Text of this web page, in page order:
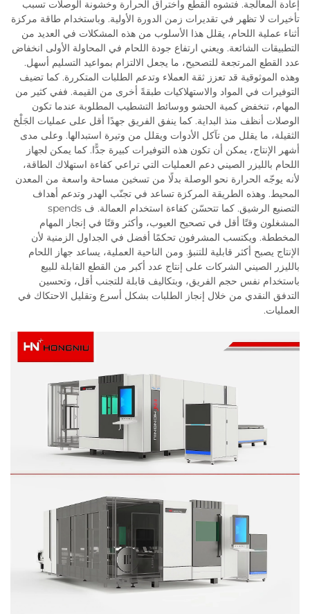
إعادة المعالجة. فتشوه القطع واختراق الحرارة وخشونة الوصلات تسبب
تأخيرات لا تظهر في تقديرات زمن الدورة الأولية. وباستخدام طاقة مركزة
أثناء عملية اللحام، يقلل هذا الأسلوب من هذه المشكلات في العديد من
التطبيقات الشائعة. ويعني ارتفاع جودة اللحام في المحاولة الأولى انخفاض
عدد القطع المرتجعة للتصحيح، ما يجعل الالتزام بمواعيد التسليم أسهل.
وهذه الموثوقية قد تعزز ثقة العملاء وتدعم الطلبات المتكررة. كما تضيف
التوفيرات في المواد والاستهلاكيات طبقةً أخرى من القيمة. ففي كثير من
المهام، تنخفض كمية الحشو ووسائط التشطيب المطلوبة عندما تكون
الوصلات أنظف منذ البداية. كما ينفق الفريق جهدًا أقل على عمليات الجَلْخ
الثقيلة، ما يقلل من تآكل الأدوات ويقلل من وتيرة استبدالها. وعلى مدى
أشهر الإنتاج، يمكن أن تكون هذه التوفيرات كبيرة جدًّا. كما يمكن لجهاز
اللحام بالليزر الصيني دعم العمليات التي تراعي كفاءة استهلاك الطاقة،
لأنه يوجّه الحرارة نحو الوصلة بدلًا من تسخين مساحة واسعة من المعدن
المحيط. وهذه الطريقة المركزة تساعد في تجنّب الهدر وتدعم أهداف
التصنيع الرشيق. كما تتحسّن كفاءة استخدام العمالة. ف spends
المشغلون وقتًا أقل في تصحيح العيوب، وأكثر وقتًا في إنجاز المهام
المخططة. ويكتسب المشرفون تحكمًا أفضل في الجداول الزمنية لأن
الإنتاج يصبح أكثر قابلية للتنبؤ. ومن الناحية العملية، يساعد جهاز اللحام
بالليزر الصيني الشركات على إنتاج عدد أكبر من القطع القابلة للبيع
باستخدام نفس حجم الفريق، وبتكاليف قابلة للتجنب أقل، وتحسين
التدفق النقدي من خلال إنجاز الطلبات بشكل أسرع وتقليل الاحتكاك في
العمليات.